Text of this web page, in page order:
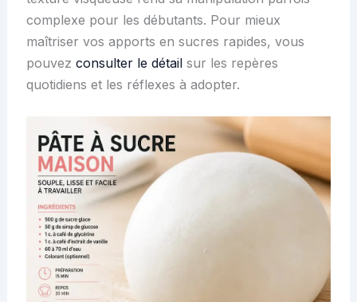
complexe pour les débutants. Pour mieux
maîtriser vos apports en sucres rapides, vous
pouvez consulter le détailsur les repères
quotidiens et les réflexes à adopter.